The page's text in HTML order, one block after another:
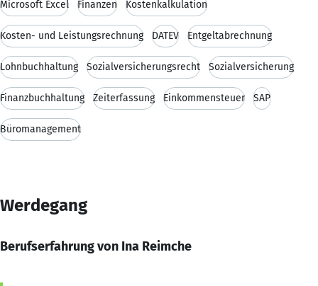
Microsoft Excel Finanzen Kostenkalkulation
Kosten- und Leistungsrechnung DATEV Entgeltabrechnung
Lohnbuchhaltung Sozialversicherungsrecht Sozialversicherung
Finanzbuchhaltung Zeiterfassung Einkommensteuer SAP
Büromanagement
Werdegang
Berufserfahrung von Ina Reimche